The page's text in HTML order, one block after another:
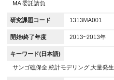
MA 委託請負
研究課題コード 1313MA001
開始/終了年度 2013~2013年
キーワード(日本語)
サンゴ礁保全,統計モデリング,大量発生